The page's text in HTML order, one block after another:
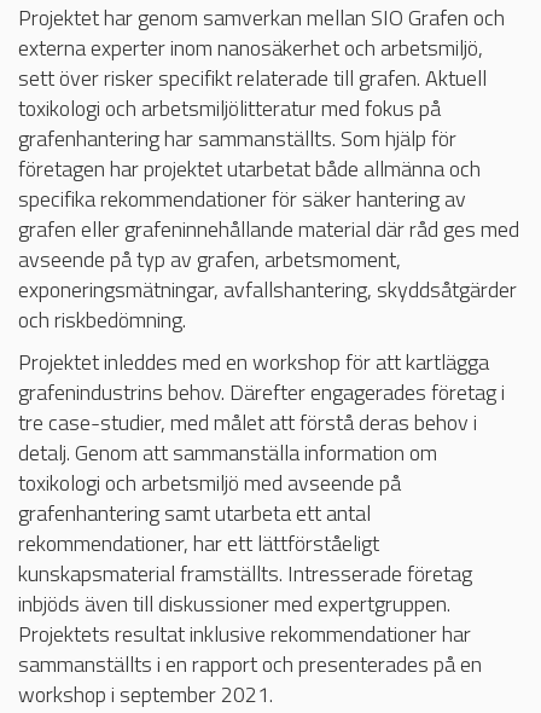
Projektet har genom samverkan mellan SIO Grafen och
externa experter inom nanosäkerhet och arbetsmiljö,
sett över risker specifikt relaterade till grafen. Aktuell
toxikologi och arbetsmiljölitteratur med fokus på
grafenhantering har sammanställts. Som hjälp för
företagen har projektet utarbetat både allmänna och
specifika rekommendationer för säker hantering av
grafen eller grafeninnehållande material där råd ges med
avseende på typ av grafen, arbetsmoment,
exponeringsmätningar, avfallshantering, skyddsåtgärder
och riskbedömning.
Projektet inleddes med en workshop för att kartlägga
grafenindustrins behov. Därefter engagerades företag i
tre case-studier, med målet att förstå deras behov i
detalj. Genom att sammanställa information om
toxikologi och arbetsmiljö med avseende på
grafenhantering samt utarbeta ett antal
rekommendationer, har ett lättförståeligt
kunskapsmaterial framställts. Intresserade företag
inbjöds även till diskussioner med expertgruppen.
Projektets resultat inklusive rekommendationer har
sammanställts i en rapport och presenterades på en
workshop i september 2021.